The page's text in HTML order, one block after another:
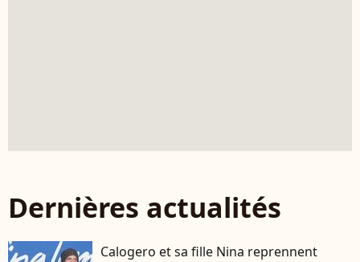
Dernières actualités
Calogero et sa fille Nina reprennent